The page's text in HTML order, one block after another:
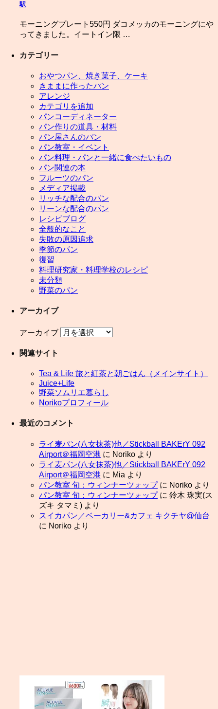
駅
モーニングプレート550円 ダコメッカのモーニングにや
ってきました。イートイン限 …
カテゴリー
おやつパン、焼き菓子、ケーキ
きままに作ったパン
アレンジ
カテゴリを追加
パンコーディネーター
パン作りの道具・材料
パン屋さんのパン
パン教室・イベント
パン料理・パンと一緒に食べたいもの
パン関連の本
フルーツのパン
メディア掲載
リッチな配合のパン
リーンな配合のパン
レシピブログ
全般的なこと
失敗の原因追求
季節のパン
復習
料理研究家・料理学校のレシピ
未分類
野菜のパン
アーカイブ
アーカイブ
関連サイト
Tea & Life 旅と紅茶と朝ごはん（メインサイト）
Juice+Life
野菜ソムリエ暮らし
Norikoプロフィール
最近のコメント
ライ麦パン(八女抹茶)他／Stickball BAKErY 092
Airport＠福岡空港 に Noriko より
ライ麦パン(八女抹茶)他／Stickball BAKErY 092
Airport＠福岡空港 に Mia より
パン教室 旬：ウィンナーツォップに Noriko より
パン教室 旬：ウィンナーツォップに 鈴木 珠実(ス
ズキ タマミ) より
スイカパン／ベーカリー&カフェ キクチヤ@仙台
に Noriko より